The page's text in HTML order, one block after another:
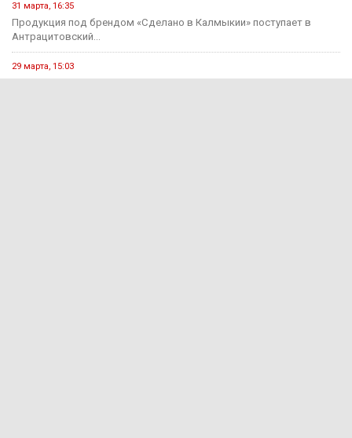
31 марта, 16:35
Продукция под брендом «Сделано в Калмыкии» поступает в
Антрацитовский...
29 марта, 15:03